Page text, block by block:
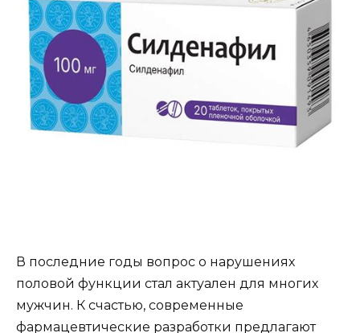
В последние годы вопрос о нарушениях
половой функции стал актуален для многих
мужчин. К счастью, современные
фармацевтические разработки предлагают